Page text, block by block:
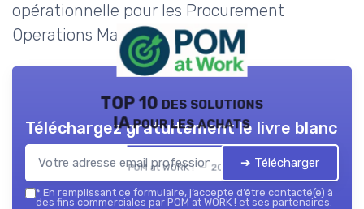
opérationnelle pour les Procurement
Operations Managers.
TOP 10 des solutions
IA pour les achats
POM at WORK ! — 2026
Téléchargez gratuitement le livre blanc
➔ Télécharger
* En remplissant ce formulaire, j’accepte d’être contacté(e) à
des fins commerciales par POM at WORK ! et ses partenaires.